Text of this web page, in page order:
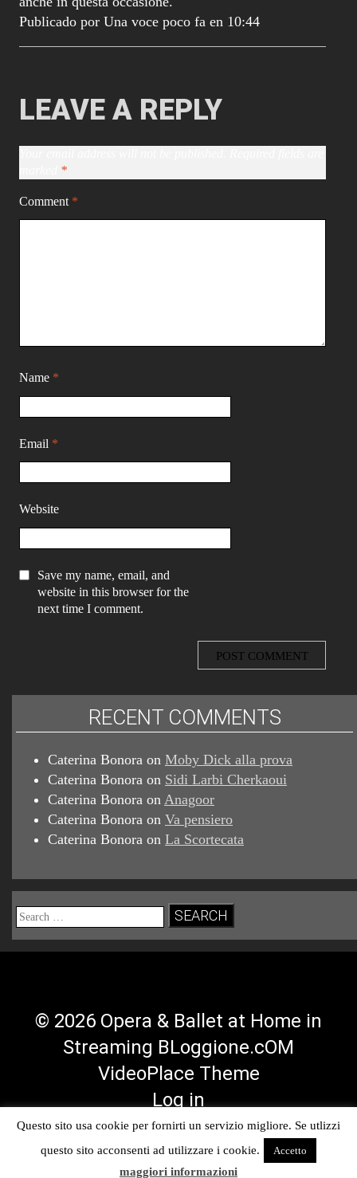
Publicado por Una voce poco fa en 10:44
LEAVE A REPLY
*
Comment *
Name *
Email *
Website
Save my name, email, and
website in this browser for the
next time I comment.
RECENT COMMENTS
Caterina Bonora on Moby Dick alla prova
Caterina Bonora on Sidi Larbi Cherkaoui
Caterina Bonora on Anagoor
Caterina Bonora on Va pensiero
Caterina Bonora on La Scortecata
Search
for:
© 2026 Opera & Ballet at Home in
Streaming BLoggione.cOM
VideoPlace Theme
Log in
ProfileProfileChannel
Feed
Questo sito usa cookie per fornirti un servizio migliore. Se utlizzi
questo sito acconsenti ad utilizzare i cookie.
Accetto
maggiori informazioni